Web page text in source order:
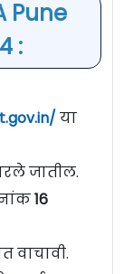
Pune
:
या
जातील.
16
वाचावी.